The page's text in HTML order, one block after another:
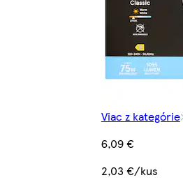
Viac z kategórie
6,09 €
2,03 €/kus